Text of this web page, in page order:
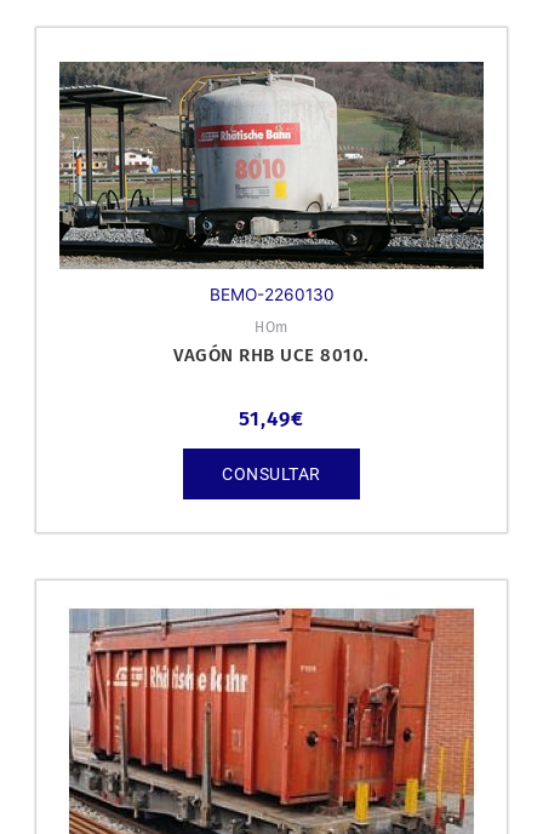
BEMO-2260130
HOm
VAGÓN RHB UCE 8010.
51,49€
CONSULTAR